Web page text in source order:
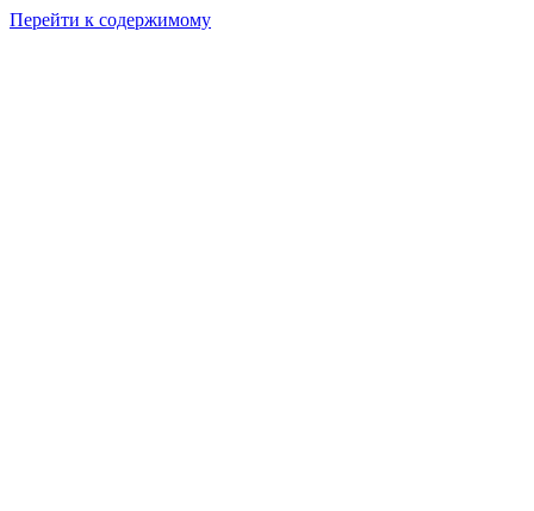
Перейти к содержимому